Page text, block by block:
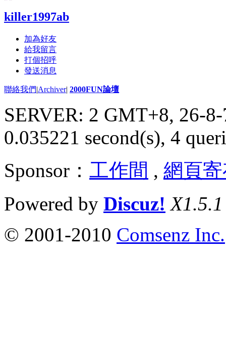
killer1997ab
加為好友
給我留言
打個招呼
發送消息
聯絡我們|Archiver| 2000FUN論壇
SERVER: 2 GMT+8, 26-
0.035221 second(s), 4
Sponsor： 工作間 , 網頁
Powered by Discuz! X1.5.1
© 2001-2010 Comsenz Inc.